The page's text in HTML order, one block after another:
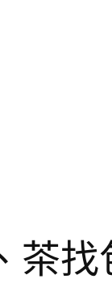
茶找